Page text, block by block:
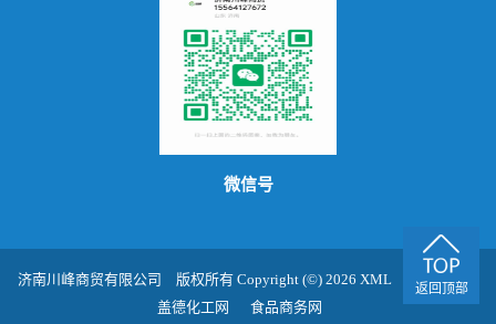
微信号
济南川峰商贸有限公司 版权所有 Copyright (©) 2026 XML
技术支持：
盖德化工网
食品商务网
返回顶部